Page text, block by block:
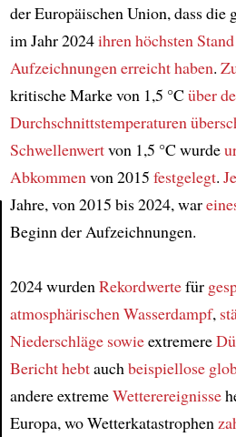
der Europäischen Union, dass die
im Jahr 2024ihren höchsten Stand
Aufzeichnungen erreicht haben.
kritische Marke von 1,5 °Cüber
Durchschnittstemperaturen
Schwellenwertvon 1,5 °C wurde
Abkommen von 2015 festgelegt.
Jahre, von 2015 bis 2024, war
Beginn der Aufzeichnungen.
2024 wurden Rekordwertefür
atmosphärischen Wasserdampf,
Niederschläge sowieextremere
Berichthebtauch beispiellose
andere extremeWetterereignisse
Europa, wo Wetterkatastrophen